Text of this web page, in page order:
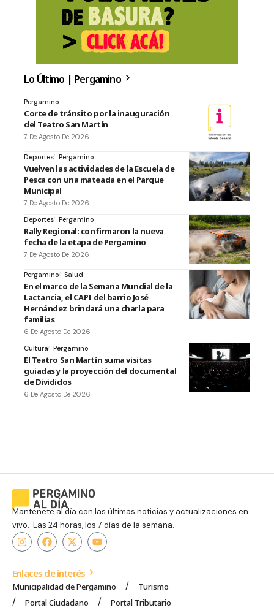
Lo Último | Pergamino
Pergamino
Corte de tránsito por la inauguración
del Teatro San Martín
7 De Agosto De 2026
Deportes Pergamino
Vuelven las actividades de la Escuela de
Pesca con una mateada en el Parque
Municipal
7 De Agosto De 2026
Deportes Pergamino
Rally Regional: confirmaron la nueva
fecha de la etapa de Pergamino
7 De Agosto De 2026
Pergamino Salud
En el marco de la Semana Mundial de la
Lactancia, el CAPI del barrio José
Hernández brindará una charla para
familias
6 De Agosto De 2026
Cultura Pergamino
El Teatro San Martín suma visitas
guiadas y la proyección del documental
de Divididos
6 De Agosto De 2026
Mantenete al día con las últimas noticias y actualizaciones en
vivo. Las 24 horas, los 7 días de la semana.
Enlaces de interés
Municipalidad de Pergamino
Turismo
Portal Ciudadano
Portal Tributario